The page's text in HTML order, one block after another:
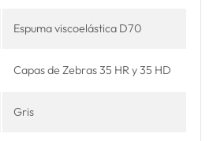
Espuma viscoelástica D70
Capas de Zebras 35 HR y 35 HD
Gris